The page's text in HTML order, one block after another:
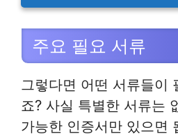
주요 필요 서류
그렇다면 어떤 서류들이
죠? 사실 특별한 서류는
가능한 인증서만 있으면